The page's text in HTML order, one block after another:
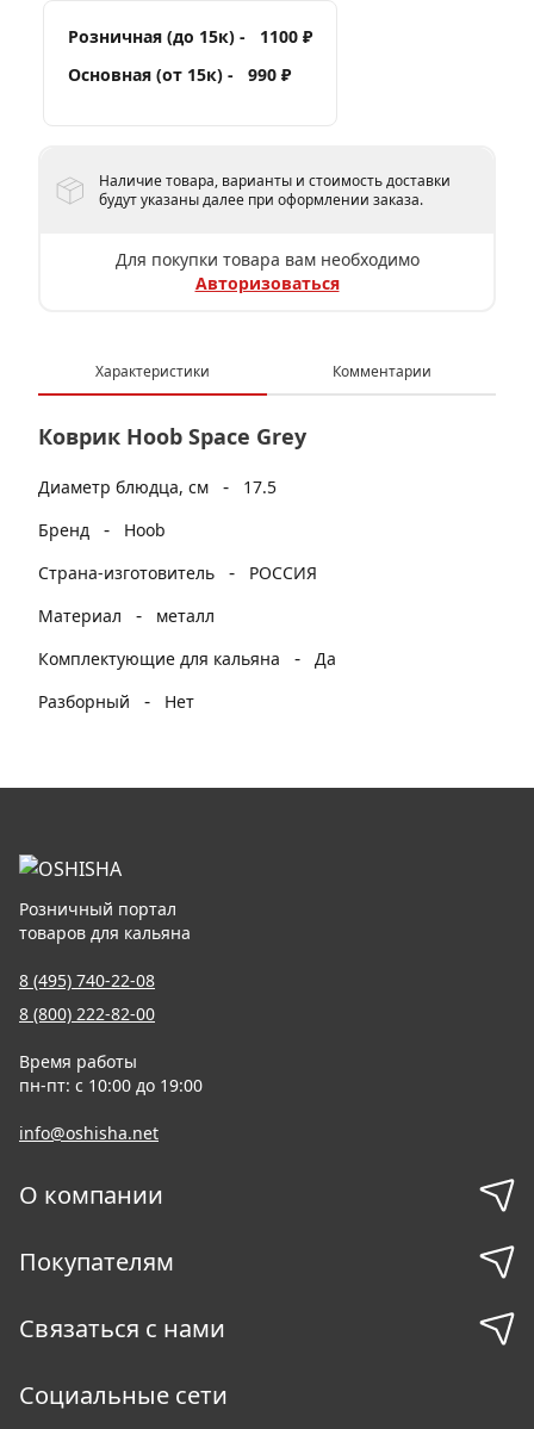
Розничная (до 15к) -
1100 ₽
Основная (от 15к) -
990 ₽
Наличие товара, варианты и стоимость доставки
будут указаны далее при оформлении заказа.
Для покупки товара вам необходимо
Авторизоваться
Характеристики Комментарии
Коврик Hoob Space Grey
Диаметр блюдца, см -
17.5
Бренд
-
Hoob
Страна-изготовитель
-
РОССИЯ
Материал
-
металл
Комплектующие для кальяна
- Да
Разборный
- Нет
Розничный портал
товаров для кальяна
8 (495) 740-22-08
8 (800) 222-82-00
Время работы
пн-пт: с 10:00 до 19:00
info@oshisha.net
О компании
Покупателям
Связаться с нами
Социальные сети